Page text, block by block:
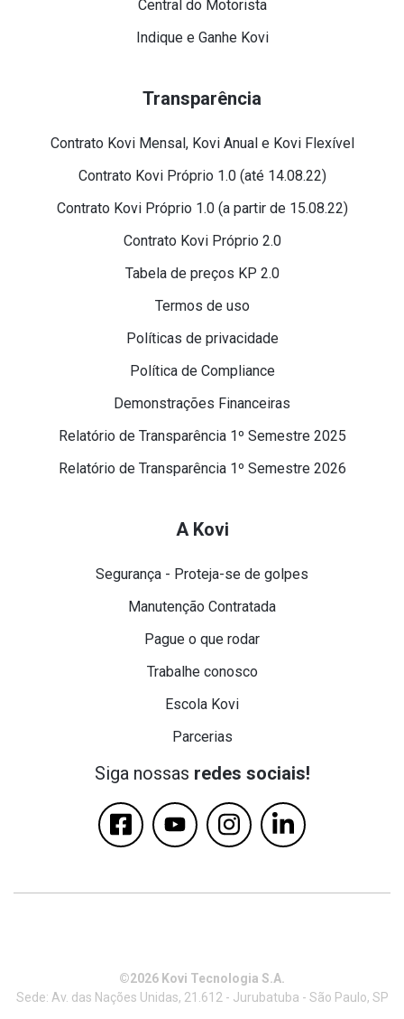
Central do Motorista
Indique e Ganhe Kovi
Transparência
Contrato Kovi Mensal, Kovi Anual e Kovi Flexível
Contrato Kovi Próprio 1.0 (até 14.08.22)
Contrato Kovi Próprio 1.0 (a partir de 15.08.22)
Contrato Kovi Próprio 2.0
Tabela de preços KP 2.0
Termos de uso
Políticas de privacidade
Política de Compliance
Demonstrações Financeiras
Relatório de Transparência 1º Semestre 2025
Relatório de Transparência 1º Semestre 2026
A Kovi
Segurança - Proteja-se de golpes
Manutenção Contratada
Pague o que rodar
Trabalhe conosco
Escola Kovi
Parcerias
Siga nossas redes sociais!
©2026 Kovi Tecnologia S.A.
Sede: Av. das Nações Unidas, 21.612 - Jurubatuba - São Paulo, SP